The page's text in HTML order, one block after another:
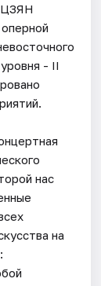
ЦЗЯН
- II
нас
на